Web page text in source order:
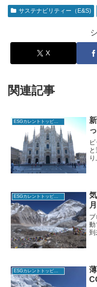
サステナビリティー（E&S)
X
関連記事
ESGカレントトッピクス
月
動
到
ESGカレントトッピクス